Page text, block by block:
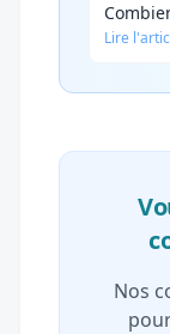
Lire
Nos